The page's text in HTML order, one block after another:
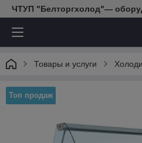
ЧТУП "Белторгхолод"—
Товары и услуги
Топ продаж